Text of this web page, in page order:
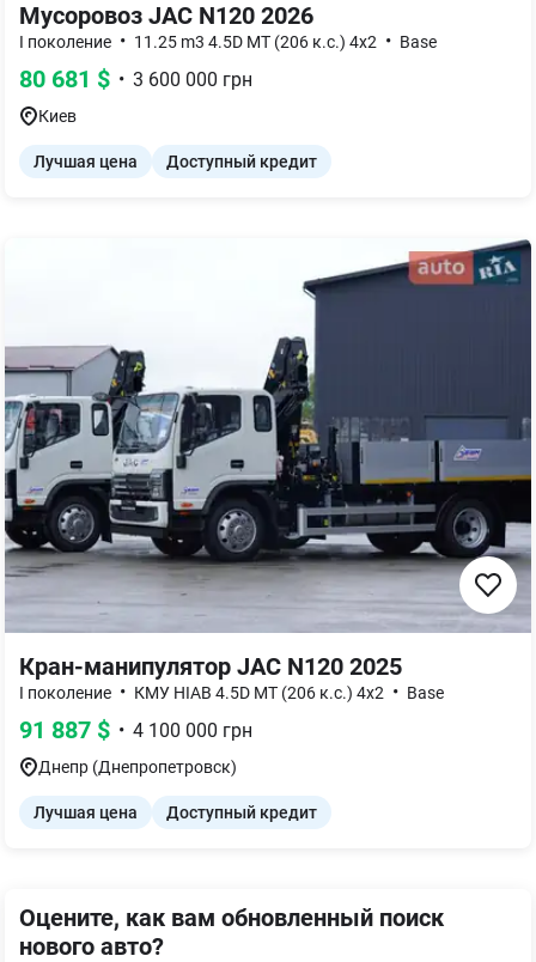
Мусоровоз JAC N120 2026
I поколение • 11.25 m3 4.5D MT (206 к.с.) 4x2 • Base
80 681 $ • 3 600 000 грн
Киев
Лучшая цена Доступный кредит
Кран-манипулятор JAC N120 2025
I поколение • КМУ HIAB 4.5D MT (206 к.с.) 4x2 • Base
91 887 $ • 4 100 000 грн
Днепр (Днепропетровск)
Лучшая цена Доступный кредит
Оцените, как вам обновленный поиск
нового авто?